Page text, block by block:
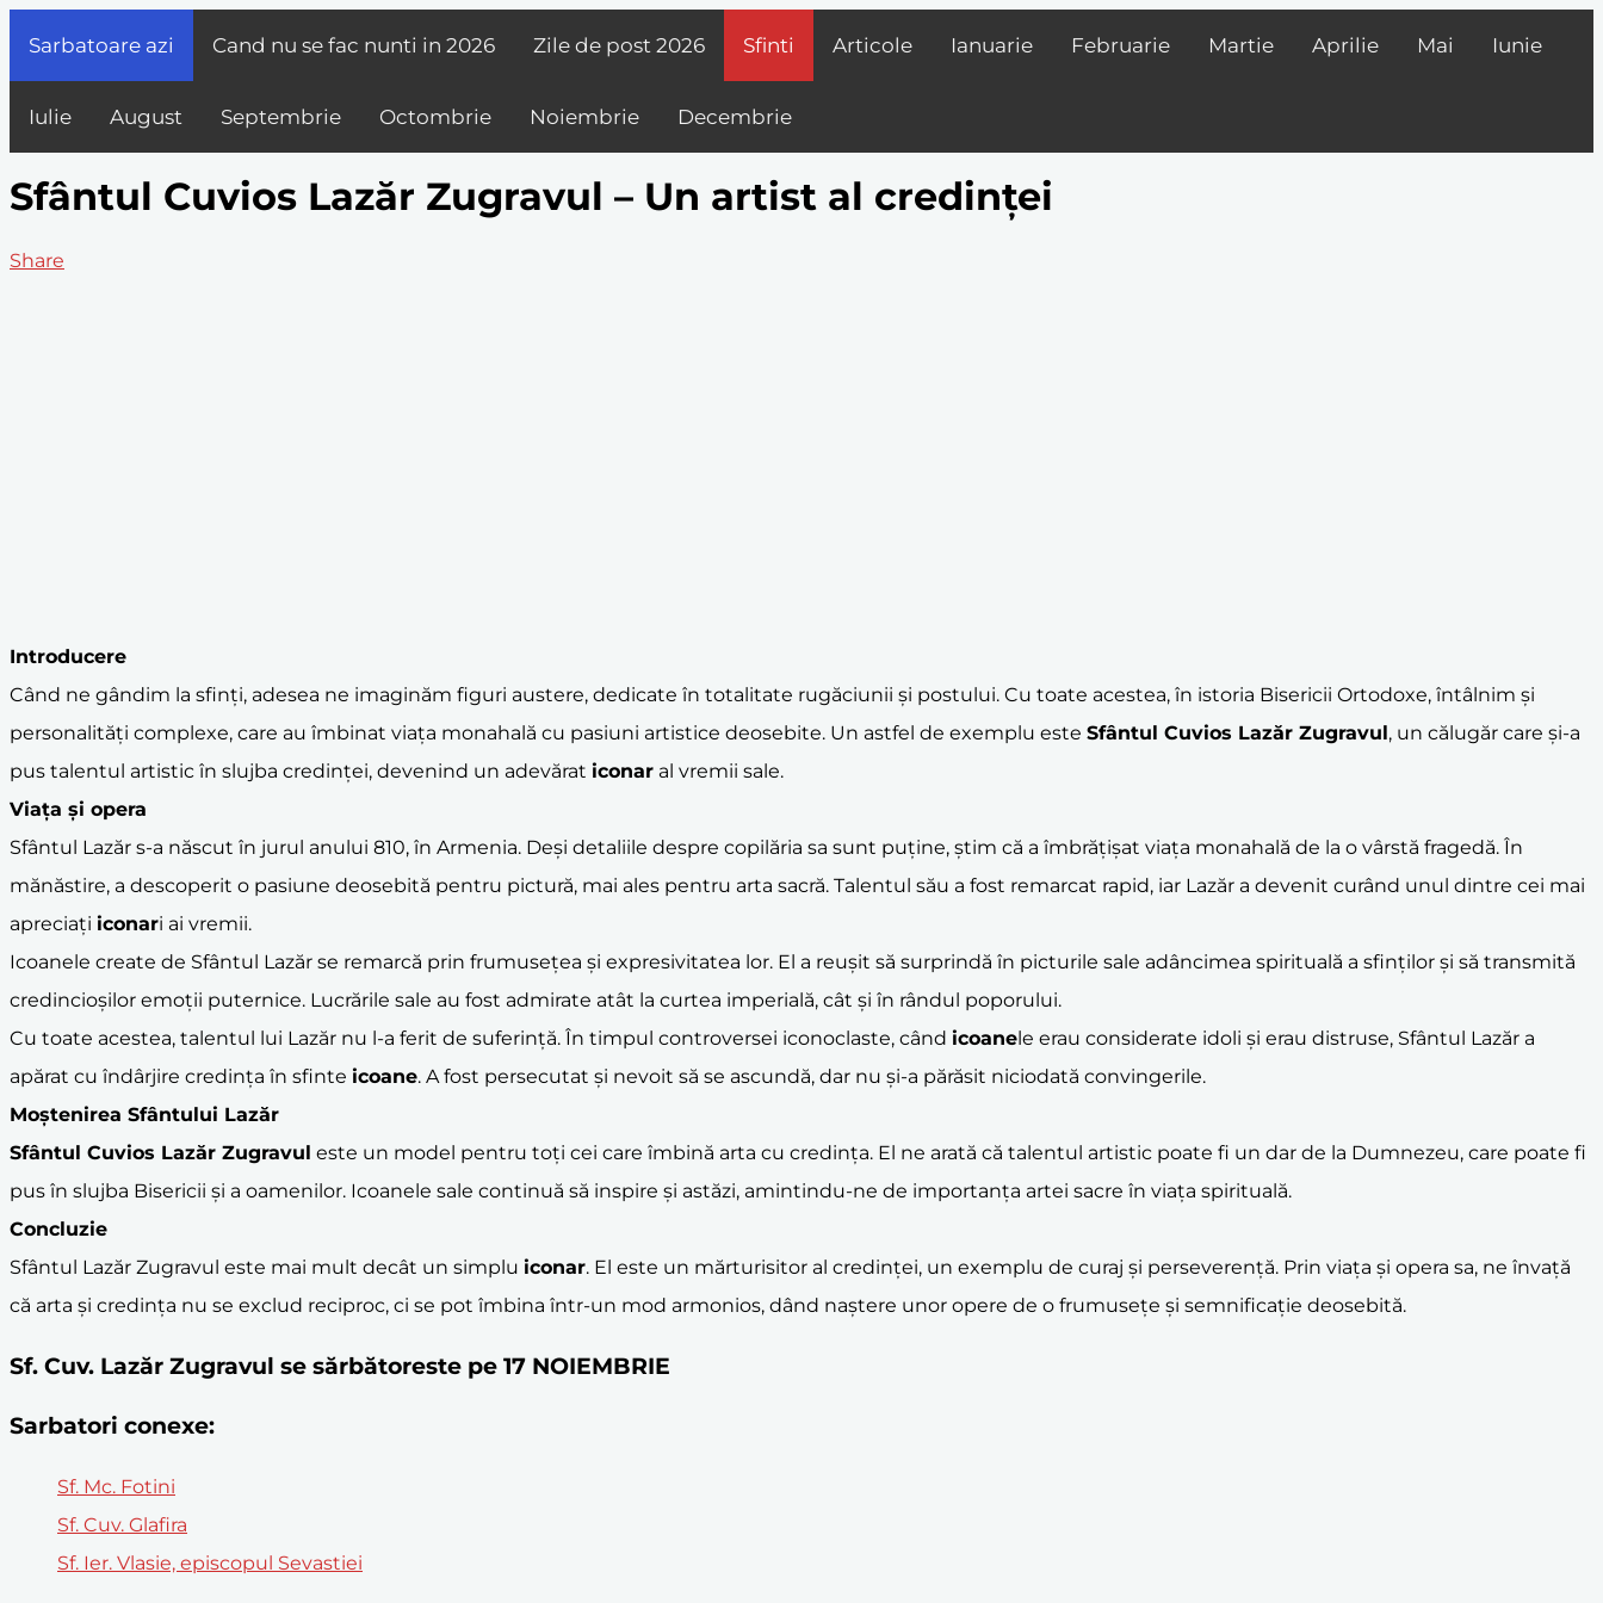
Sarbatoare azi Cand nu se fac nunti in 2026 Zile de post 2026 Sfinti Articole Ianuarie Februarie Martie Aprilie Mai Iunie
Iulie August Septembrie Octombrie Noiembrie Decembrie
Sfântul Cuvios Lazăr Zugravul – Un artist al credinței
Share
Introducere
Când ne gândim la sfinți, adesea ne imaginăm figuri austere, dedicate în totalitate rugăciunii și postului. Cu toate acestea, în istoria Bisericii Ortodoxe, întâlnim și
personalități complexe, care au îmbinat viața monahală cu pasiuni artistice deosebite. Un astfel de exemplu este Sfântul Cuvios Lazăr Zugravul, un călugăr care și-a
pus talentul artistic în slujba credinței, devenind un adevărat iconar al vremii sale.
Viața și opera
Sfântul Lazăr s-a născut în jurul anului 810, în Armenia. Deși detaliile despre copilăria sa sunt puține, știm că a îmbrățișat viața monahală de la o vârstă fragedă. În
mănăstire, a descoperit o pasiune deosebită pentru pictură, mai ales pentru arta sacră. Talentul său a fost remarcat rapid, iar Lazăr a devenit curând unul dintre cei mai
apreciați iconari ai vremii.
Icoanele create de Sfântul Lazăr se remarcă prin frumusețea și expresivitatea lor. El a reușit să surprindă în picturile sale adâncimea spirituală a sfinților și să transmită
credincioșilor emoții puternice. Lucrările sale au fost admirate atât la curtea imperială, cât și în rândul poporului.
Cu toate acestea, talentul lui Lazăr nu l-a ferit de suferință. În timpul controversei iconoclaste, când icoanele erau considerate idoli și erau distruse, Sfântul Lazăr a
apărat cu îndârjire credința în sfinte icoane. A fost persecutat și nevoit să se ascundă, dar nu și-a părăsit niciodată convingerile.
Moștenirea Sfântului Lazăr
Sfântul Cuvios Lazăr Zugravul este un model pentru toți cei care îmbină arta cu credința. El ne arată că talentul artistic poate fi un dar de la Dumnezeu, care poate fi
pus în slujba Bisericii și a oamenilor. Icoanele sale continuă să inspire și astăzi, amintindu-ne de importanța artei sacre în viața spirituală.
Concluzie
Sfântul Lazăr Zugravul este mai mult decât un simplu iconar. El este un mărturisitor al credinței, un exemplu de curaj și perseverență. Prin viața și opera sa, ne învață
că arta și credința nu se exclud reciproc, ci se pot îmbina într-un mod armonios, dând naștere unor opere de o frumusețe și semnificație deosebită.
Sf. Cuv. Lazăr Zugravul se sărbătoreste pe 17 NOIEMBRIE
Sarbatori conexe:
Sf. Mc. Fotini
Sf. Cuv. Glafira
Sf. Ier. Vlasie, episcopul Sevastiei